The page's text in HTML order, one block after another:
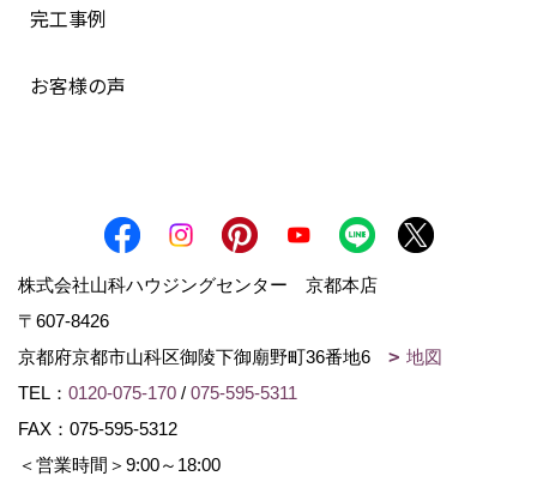
完工事例
お客様の声
株式会社山科ハウジングセンター 京都本店
〒607-8426
京都府京都市山科区御陵下御廟野町36番地6
地図
TEL： 0120-075-170 / 075-595-5311
FAX：075-595-5312
＜営業時間＞9:00～18:00